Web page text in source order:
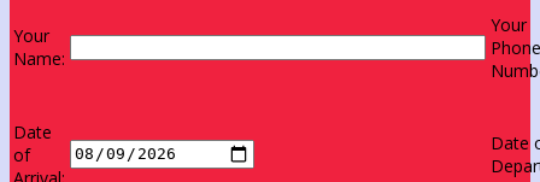
Your
Name:
Your
Phone
Date
of
Date